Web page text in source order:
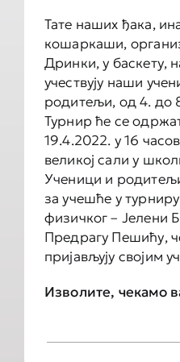
Тате наших ђака,
кошаркаши,
Дринки, у баскету,
учествују наши
родитељи, од 4. до
Турнир ће се
19.4.2022. у 16
великој сали у
Ученици и
за учешће у
физичког – Јелени
Предрагу Пешићу,
пријављују својим
Изволите, чекамо